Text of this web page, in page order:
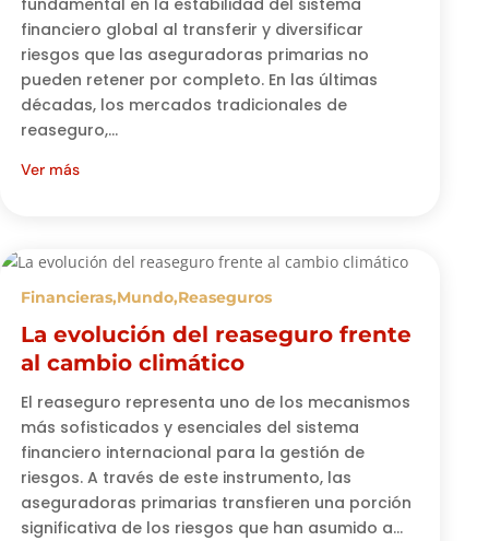
financiero global al transferir y diversificar
riesgos que las aseguradoras primarias no
pueden retener por completo. En las últimas
décadas, los mercados tradicionales de
reaseguro,...
Ver más
Financieras,Mundo,Reaseguros
La evolución del reaseguro frente
al cambio climático
El reaseguro representa uno de los mecanismos
más sofisticados y esenciales del sistema
financiero internacional para la gestión de
riesgos. A través de este instrumento, las
aseguradoras primarias transfieren una porción
significativa de los riesgos que han asumido a...